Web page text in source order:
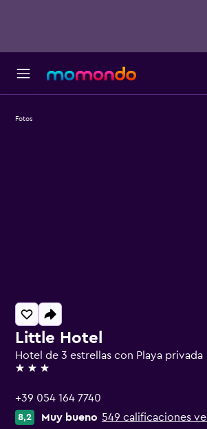
Little Hotel
Hotel de 3 estrellas con Playa privada
3 estrellas
+39 054 164 7740
8,2 Muy bueno 549 calificaciones
Fotos